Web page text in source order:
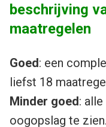
beschrijving
maatregelen
Goed: een
liefst 18
Minder goed:
oogopslag te